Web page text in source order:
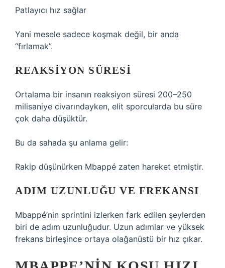
Patlayıcı hız sağlar
Yani mesele sadece koşmak değil, bir anda
“fırlamak”.
REAKSIYON SÜRESI
Ortalama bir insanın reaksiyon süresi 200–250
milisaniye civarındayken, elit sporcularda bu süre
çok daha düşüktür.
Bu da sahada şu anlama gelir:
Rakip düşünürken Mbappé zaten hareket etmiştir.
ADIM UZUNLUĞU VE FREKANSI
Mbappé’nin sprintini izlerken fark edilen şeylerden
biri de adım uzunluğudur. Uzun adımlar ve yüksek
frekans birleşince ortaya olağanüstü bir hız çıkar.